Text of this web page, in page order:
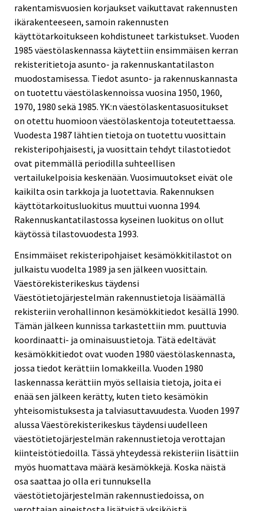
rakentamisvuosien korjaukset vaikuttavat rakennusten
ikärakenteeseen, samoin rakennusten
käyttötarkoitukseen kohdistuneet tarkistukset. Vuoden
1985 väestölaskennassa käytettiin ensimmäisen kerran
rekisteritietoja asunto- ja rakennuskantatilaston
muodostamisessa. Tiedot asunto- ja rakennuskannasta
on tuotettu väestölaskennoissa vuosina 1950, 1960,
1970, 1980 sekä 1985. YK:n väestölaskentasuositukset
on otettu huomioon väestölaskentoja toteutettaessa.
Vuodesta 1987 lähtien tietoja on tuotettu vuosittain
rekisteripohjaisesti, ja vuosittain tehdyt tilastotiedot
ovat pitemmällä periodilla suhteellisen
vertailukelpoisia keskenään. Vuosimuutokset eivät ole
kaikilta osin tarkkoja ja luotettavia. Rakennuksen
käyttötarkoitusluokitus muuttui vuonna 1994.
Rakennuskantatilastossa kyseinen luokitus on ollut
käytössä tilastovuodesta 1993.
Ensimmäiset rekisteripohjaiset kesämökkitilastot on
julkaistu vuodelta 1989 ja sen jälkeen vuosittain.
Väestörekisterikeskus täydensi
Väestötietojärjestelmän rakennustietoja lisäämällä
rekisteriin verohallinnon kesämökkitiedot kesällä 1990.
Tämän jälkeen kunnissa tarkastettiin mm. puuttuvia
koordinaatti- ja ominaisuustietoja. Tätä edeltävät
kesämökkitiedot ovat vuoden 1980 väestölaskennasta,
jossa tiedot kerättiin lomakkeilla. Vuoden 1980
laskennassa kerättiin myös sellaisia tietoja, joita ei
enää sen jälkeen kerätty, kuten tieto kesämökin
yhteisomistuksesta ja talviasuttavuudesta. Vuoden 1997
alussa Väestörekisterikeskus täydensi uudelleen
väestötietojärjestelmän rakennustietoja verottajan
kiinteistötiedoilla. Tässä yhteydessä rekisteriin lisättiin
myös huomattava määrä kesämökkejä. Koska näistä
osa saattaa jo olla eri tunnuksella
väestötietojärjestelmän rakennustiedoissa, on